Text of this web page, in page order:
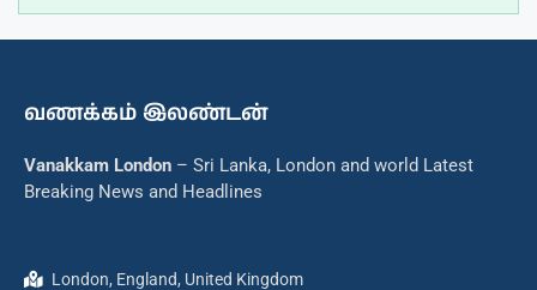
வணக்கம் இலண்டன்
Vanakkam London – Sri Lanka, London and world Latest
Breaking News and Headlines
London, England, United Kingdom